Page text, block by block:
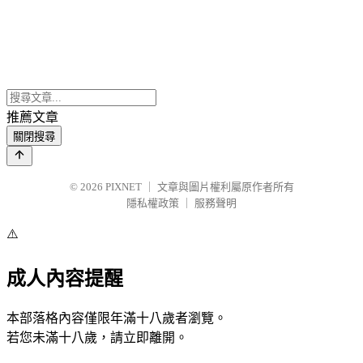
推薦文章
關閉搜尋
© 2026 PIXNET
文章與圖片權利屬原作者所有
隱私權政策
服務聲明
⚠️
成人內容提醒
本部落格內容僅限年滿十八歲者瀏覽。
若您未滿十八歲，請立即離開。